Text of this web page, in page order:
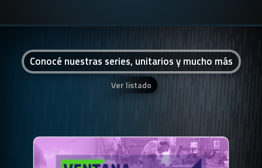
Conocé nuestras series, unitarios y mucho más
Ver listado